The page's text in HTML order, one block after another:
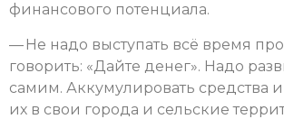
финансового потенциала.
— Не надо выступать всё время
говорить: «Дайте денег». Надо
самим. Аккумулировать средства
их в свои города и сельские